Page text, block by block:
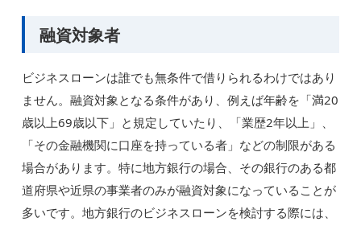
融資対象者
ビジネスローンは誰でも無条件で借りられるわけではあり
ません。融資対象となる条件があり、例えば年齢を「満20
歳以上69歳以下」と規定していたり、「業歴2年以上」、
「その金融機関に口座を持っている者」などの制限がある
場合があります。特に地方銀行の場合、その銀行のある都
道府県や近県の事業者のみが融資対象になっていることが
多いです。地方銀行のビジネスローンを検討する際には、